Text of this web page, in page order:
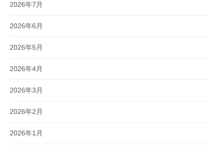
2026年7月
2026年6月
2026年5月
2026年4月
2026年3月
2026年2月
2026年1月